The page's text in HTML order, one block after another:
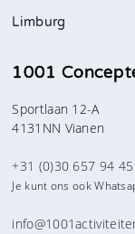
Limburg
1001
Sportlaan 12-A
4131NN Vianen
+31 (0)30 657 94 45
Je kunt ons ook